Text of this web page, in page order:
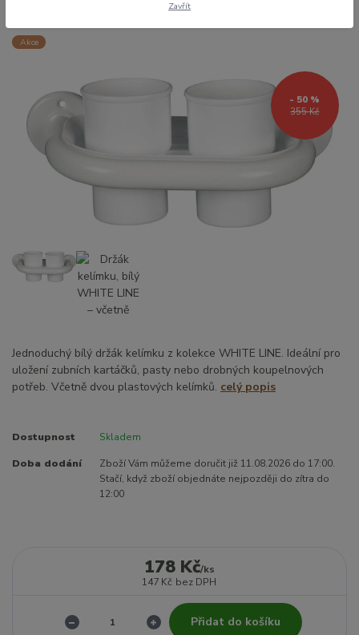
Akce
355 Kč
- 50 %
Jednoduchý bílý držák kelímku z kolekce WHITE LINE. Ideální pro
uložení zubních kartáčků, pasty nebo drobných koupelnových
potřeb. Včetně dvou plastových kelímků. celý popis
Dostupnost Skladem
Doba dodání
Zboží Vám můžeme doručit již 11.08.2026 do 17:00.
Stačí, když zboží objednáte nejpozději do zítra do
12:00
178 Kč/ks
147 Kč bez DPH
Přidat do košíku
Zavřít